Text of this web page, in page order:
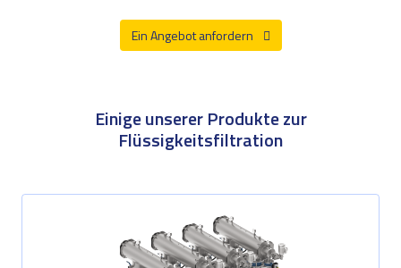
Ein Angebot anfordern
Einige unserer Produkte zur
Flüssigkeitsfiltration